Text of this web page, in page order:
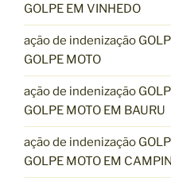
GOLPE EM VINHEDO
ação de indenização
GOLPE MOTO
ação de indenização
GOLPE MOTO EM BAURU
ação de indenização
GOLPE MOTO EM